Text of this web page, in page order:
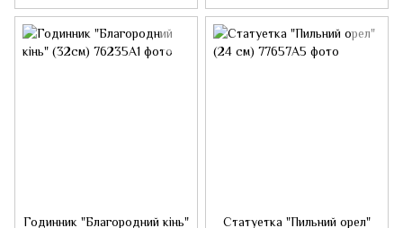
Годинник "Благородний кінь"
Статуетка "Пильний орел"